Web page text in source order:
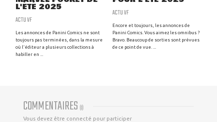
L'ÉTÉ 2025
ACTU VF
Les annonces de Panini Comics ne sont
toujours pas terminées, dans la mesure
où l'éditeur a plusieurs collections à
habiller en ...
ACTU VF
Encore et toujours, les annonces de
Panini Comics. Vous aimez les omnibus ?
Bravo. Beaucoup de sorties sont prévues
de ce point de vue. ...
COMMENTAIRES (0)
Vous devez être connecté pour participer